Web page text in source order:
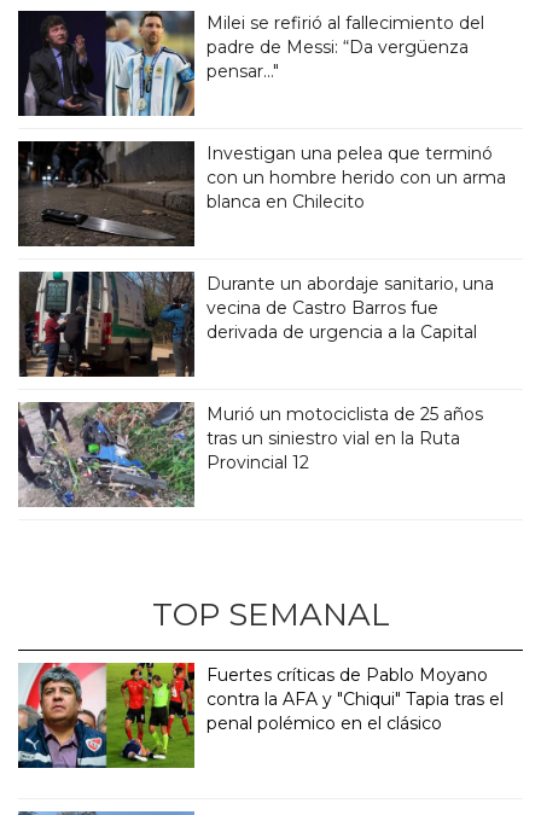
Milei se refirió al fallecimiento del
padre de Messi: “Da vergüenza
pensar..."
Investigan una pelea que terminó
con un hombre herido con un arma
blanca en Chilecito
Durante un abordaje sanitario, una
vecina de Castro Barros fue
derivada de urgencia a la Capital
Murió un motociclista de 25 años
tras un siniestro vial en la Ruta
Provincial 12
TOP SEMANAL
Fuertes críticas de Pablo Moyano
contra la AFA y "Chiqui" Tapia tras el
penal polémico en el clásico